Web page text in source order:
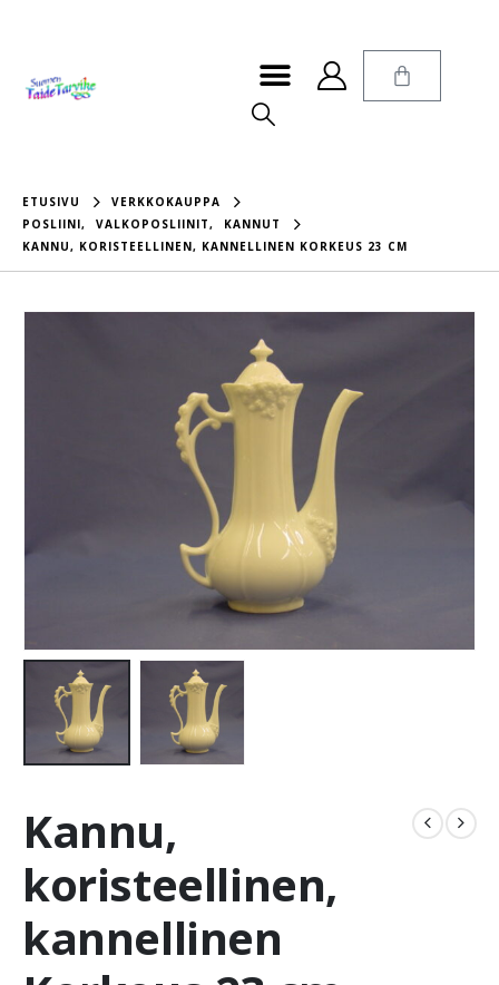
ETUSIVU
VERKKOKAUPPA
POSLIINI, VALKOPOSLIINIT,
KANNUT
KANNU, KORISTEELLINEN, KANNELLINEN KORKEUS 23 CM
Kannu,
koristeellinen,
kannellinen